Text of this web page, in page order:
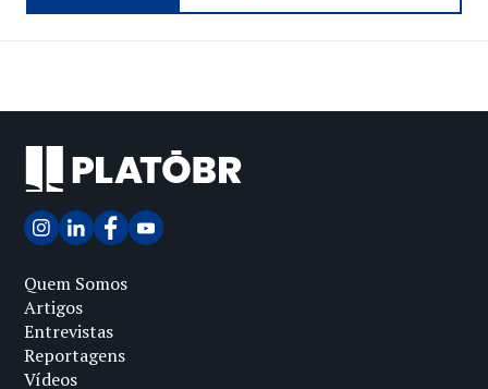
Quem Somos
Artigos
Entrevistas
Reportagens
Vídeos